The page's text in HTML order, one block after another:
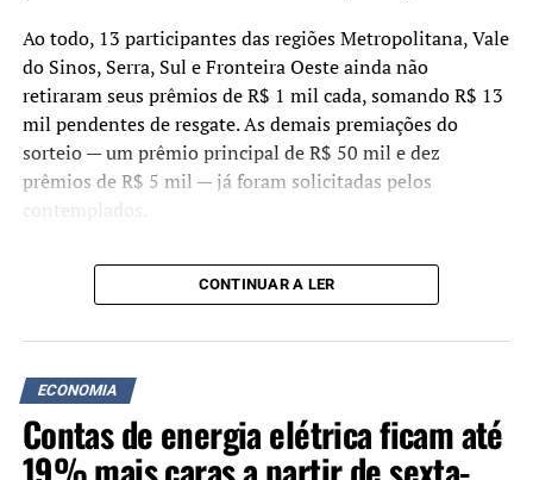
Ao todo, 13 participantes das regiões Metropolitana, Vale
do Sinos, Serra, Sul e Fronteira Oeste ainda não
retiraram seus prêmios de R$ 1 mil cada, somando R$ 13
mil pendentes de resgate. As demais premiações do
sorteio — um prêmio principal de R$ 50 mil e dez
prêmios de R$ 5 mil — já foram solicitadas pelos
contemplados.
Os participantes cadastrados no programa podem
verificar se possuem valores disponíveis acessando o site
conta gov.br, a consulta deve ser feita na aba “Meus
Prêmios”.
O pagamento pode ser solicitado para conta bancária do
Banrisul ou por meio de Pix, desde que a chave
CONTINUAR A LER
ECONOMIA
Contas de energia elétrica ficam até